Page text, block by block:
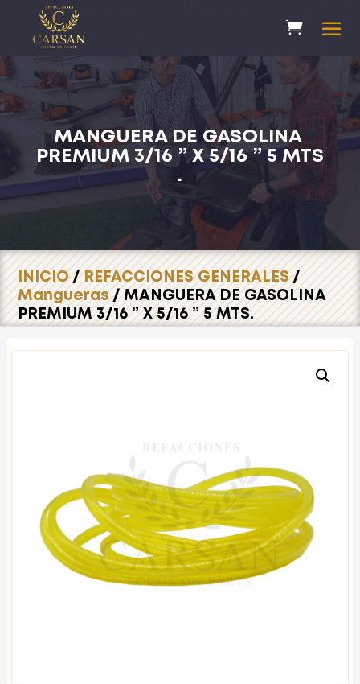
MANGUERA DE GASOLINA
PREMIUM 3/16 ” X 5/16 ” 5 MTS
.
INICIO/REFACCIONES GENERALES/
Mangueras/ MANGUERA DE GASOLINA
PREMIUM 3/16 ” X 5/16 ” 5 MTS.